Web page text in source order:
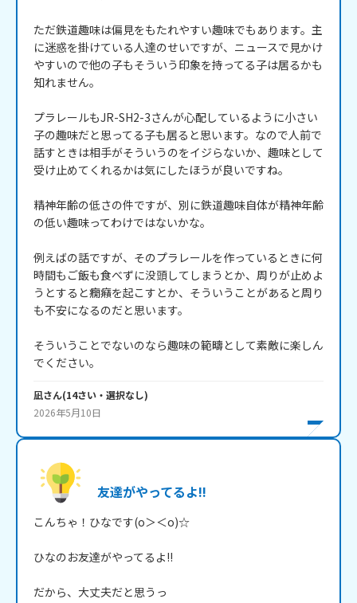
ただ鉄道趣味は偏見をもたれやすい趣味でもあります。主
に迷惑を掛けている人達のせいですが、ニュースで見かけ
やすいので他の子もそういう印象を持ってる子は居るかも
知れません。
プラレールもJR-SH2-3さんが心配しているように小さい
子の趣味だと思ってる子も居ると思います。なので人前で
話すときは相手がそういうのをイジらないか、趣味として
受け止めてくれるかは気にしたほうが良いですね。
精神年齢の低さの件ですが、別に鉄道趣味自体が精神年齢
の低い趣味ってわけではないかな。
例えばの話ですが、そのプラレールを作っているときに何
時間もご飯も食べずに没頭してしまうとか、周りが止めよ
うとすると癇癪を起こすとか、そういうことがあると周り
も不安になるのだと思います。
そういうことでないのなら趣味の範疇として素敵に楽しん
でください。
凪さん(14さい・ 選択なし)
2026年5月10日
友達がやってるよ!!
こんちゃ！ひなです(o＞＜o)☆
ひなのお友達がやってるよ!!
だから、大丈夫だと思うっ